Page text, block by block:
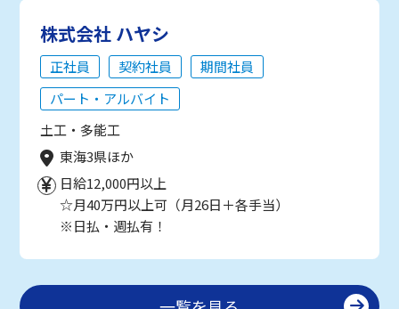
株式会社 ハヤシ
正社員 契約社員
期間社員
パート・アルバイト
土工・多能工
東海3県ほか
日給12,000円以上
☆月40万円以上可（月26日＋各手当）
※日払・週払有！